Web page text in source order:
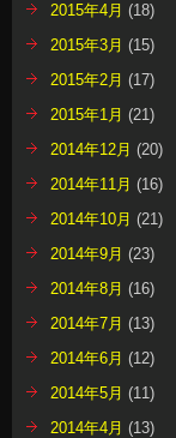
2015年4月 (18)
2015年3月 (15)
2015年2月 (17)
2015年1月 (21)
2014年12月 (20)
2014年11月 (16)
2014年10月 (21)
2014年9月 (23)
2014年8月 (16)
2014年7月 (13)
2014年6月 (12)
2014年5月 (11)
2014年4月 (13)